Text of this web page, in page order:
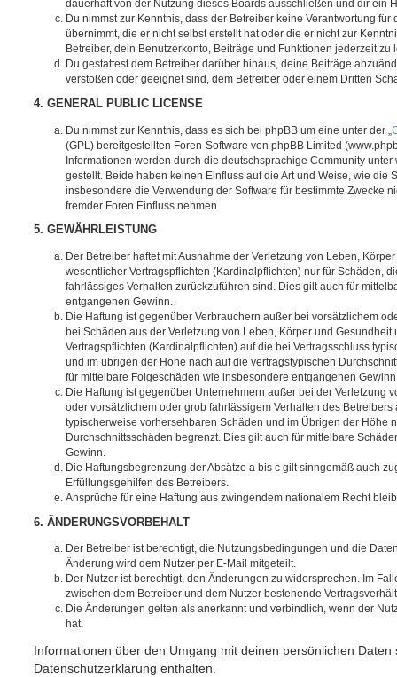
dauerhaft von der Nutzung dieses Boards ausschließen und dir ein
Du nimmst zur Kenntnis, dass der Betreiber keine Verantwortung für
übernimmt, die er nicht selbst erstellt hat oder die er nicht zur
Betreiber, dein Benutzerkonto, Beiträge und Funktionen jederzeit zu
Du gestattest dem Betreiber darüber hinaus, deine Beiträge
verstoßen oder geeignet sind, dem Betreiber oder einem Dritten
4. GENERAL PUBLIC LICENSE
Du nimmst zur Kenntnis, dass es sich bei phpBB um eine unter der „
(GPL) bereitgestellten Foren-Software von phpBB Limited
Informationen werden durch die deutschsprachige Community unter
gestellt. Beide haben keinen Einfluss auf die Art und Weise, wie die
insbesondere die Verwendung der Software für bestimmte Zwecke
fremder Foren Einfluss nehmen.
5. GEWÄHRLEISTUNG
Der Betreiber haftet mit Ausnahme der Verletzung von Leben,
wesentlicher Vertragspflichten (Kardinalpflichten) nur für Schäden,
fahrlässiges Verhalten zurückzuführen sind. Dies gilt auch für
entgangenen Gewinn.
Die Haftung ist gegenüber Verbrauchern außer bei vorsätzlichem
bei Schäden aus der Verletzung von Leben, Körper und
Vertragspflichten (Kardinalpflichten) auf die bei Vertragsschluss
und im übrigen der Höhe nach auf die vertragstypischen
für mittelbare Folgeschäden wie insbesondere entgangenen
Die Haftung ist gegenüber Unternehmern außer bei der Verletzung
oder vorsätzlichem oder grob fahrlässigem Verhalten des Betreibers
typischerweise vorhersehbaren Schäden und im Übrigen der Höhe
Durchschnittsschäden begrenzt. Dies gilt auch für mittelbare
Gewinn.
Die Haftungsbegrenzung der Absätze a bis c gilt sinngemäß auch
Erfüllungsgehilfen des Betreibers.
Ansprüche für eine Haftung aus zwingendem nationalem Recht
6. ÄNDERUNGSVORBEHALT
Der Betreiber ist berechtigt, die Nutzungsbedingungen und die
Änderung wird dem Nutzer per E-Mail mitgeteilt.
Der Nutzer ist berechtigt, den Änderungen zu widersprechen. Im
zwischen dem Betreiber und dem Nutzer bestehende
Die Änderungen gelten als anerkannt und verbindlich, wenn der
hat.
Informationen über den Umgang mit deinen persönlichen Daten
Datenschutzerklärung enthalten.